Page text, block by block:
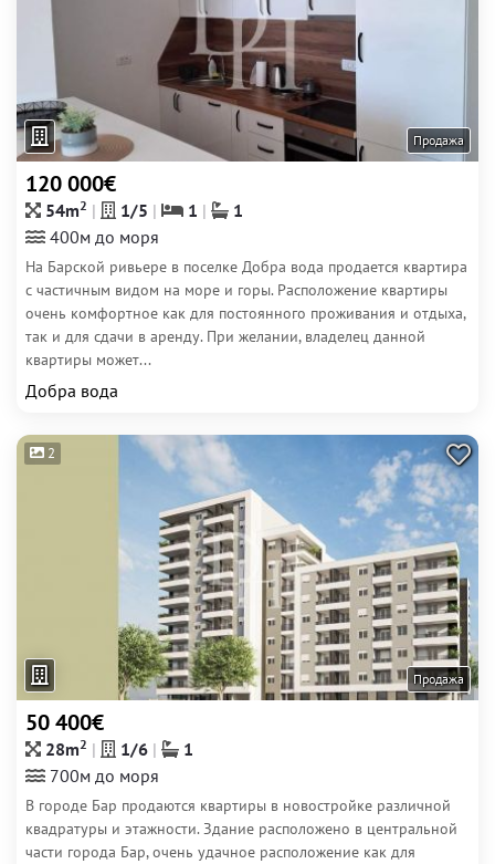
Продажа
120 000€
54m2 1/5 1
1
400м до моря
На Барской ривьере в поселке Добра вода продается квартира
с частичным видом на море и горы. Расположение квартиры
очень комфортное как для постоянного проживания и отдыха,
так и для сдачи в аренду. При желании, владелец данной
квартиры может...
Добра вода
2
Продажа
50 400€
28m2 1/6
1
700м до моря
В городе Бар продаются квартиры в новостройке различной
квадратуры и этажности. Здание расположено в центральной
части города Бар, очень удачное расположение как для